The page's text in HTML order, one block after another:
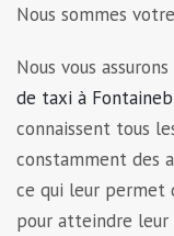
Nous sommes
Nous vous
de taxi à
connaissent tous
constamment des
ce qui leur permet
pour atteindre leur